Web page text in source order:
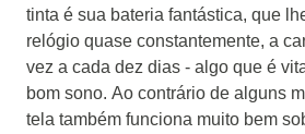
tinta é sua bateria fantástica, que
relógio quase constantemente, a
vez a cada dez dias - algo que é
bom sono. Ao contrário de alguns
tela também funciona muito bem